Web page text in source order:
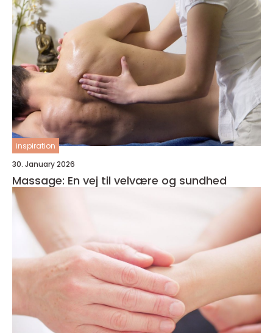
inspiration
30. January 2026
Massage: En vej til velvære og sundhed